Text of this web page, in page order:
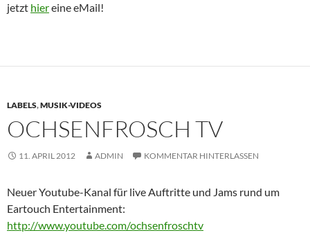
jetzt hiereine eMail!
LABELS,MUSIK-VIDEOS
OCHSENFROSCH TV
11. APRIL 2012 ADMIN KOMMENTAR HINTERLASSEN
Neuer Youtube-Kanal für live Auftritte und Jams rund um
Eartouch Entertainment:
http://www.youtube.com/ochsenfroschtv